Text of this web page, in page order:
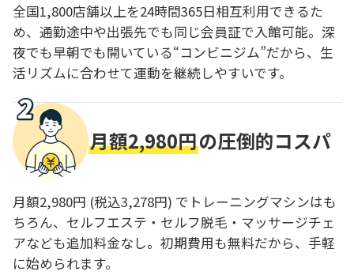
全国1,800店舗以上を24時間365日相互利用できるた
め、通勤途中や出張先でも同じ会員証で入館可能。深
夜でも早朝でも開いている“コンビニジム”だから、生
活リズムに合わせて運動を継続しやすいです。
月額2,980円の圧倒的コスパ
月額2,980円 (税込3,278円) でトレーニングマシンはも
ちろん、セルフエステ・セルフ脱毛・マッサージチェ
アなども追加料金なし。初期費用も無料だから、手軽
に始められます。